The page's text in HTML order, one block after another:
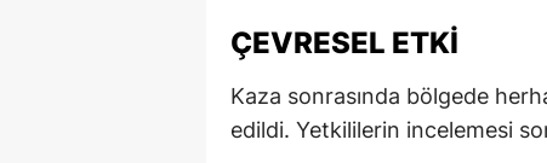
ÇEVRESEL ETKI
Kaza sonrasında bölgede
edildi. Yetkililerin incelemesi